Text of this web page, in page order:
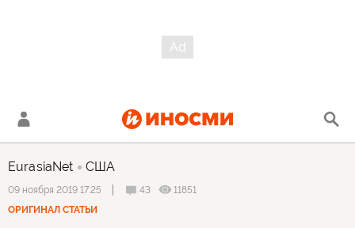
EurasiaNet США
09 ноября 2019 17:25 43
11851
ОРИГИНАЛ СТАТЬИ